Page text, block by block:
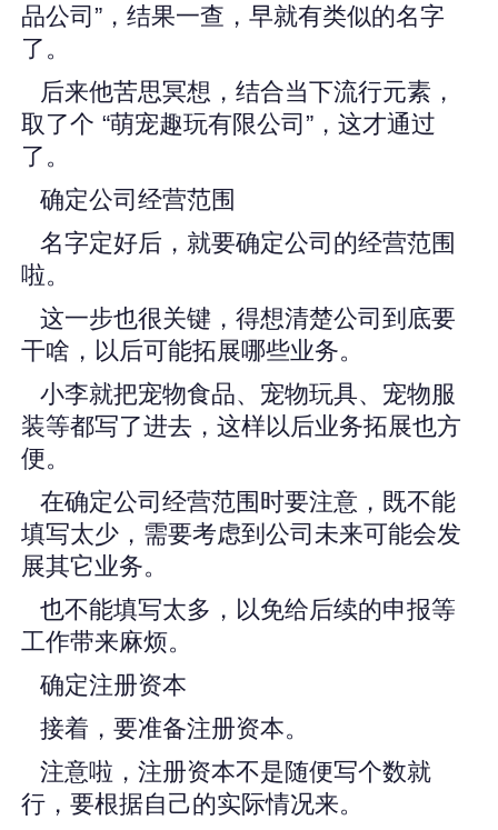
品公司”，结果一查，早就有类似的名字
了。
后来他苦思冥想，结合当下流行元素，
取了个 “萌宠趣玩有限公司”，这才通过
了。
确定公司经营范围
名字定好后，就要确定公司的经营范围
啦。
这一步也很关键，得想清楚公司到底要
干啥，以后可能拓展哪些业务。
小李就把宠物食品、宠物玩具、宠物服
装等都写了进去，这样以后业务拓展也方
便。
在确定公司经营范围时要注意，既不能
填写太少，需要考虑到公司未来可能会发
展其它业务。
也不能填写太多，以免给后续的申报等
工作带来麻烦。
确定注册资本
接着，要准备注册资本。
注意啦，注册资本不是随便写个数就
行，要根据自己的实际情况来。